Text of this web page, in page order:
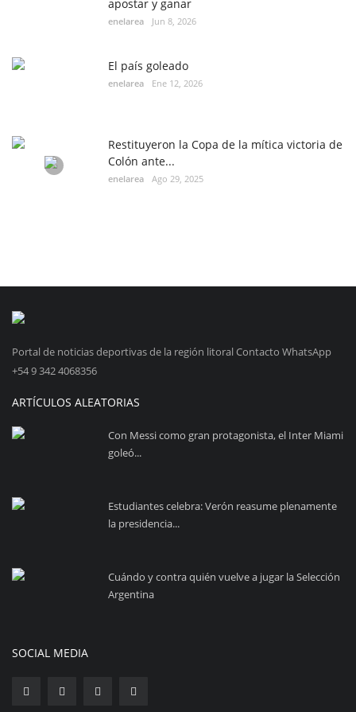
apostar y ganar
enelarea Jun 8, 2026
El país goleado
enelarea Ene 12, 2026
Restituyeron la Copa de la mítica victoria de
Colón ante...
enelarea Ago 29, 2025
Portal de noticias deportivas de la región litoral Contacto WhatsApp
+54 9 342 4068356
ARTÍCULOS ALEATORIAS
Con Messi como gran protagonista, el Inter Miami
goleó...
Estudiantes celebra: Verón reasume plenamente
la presidencia...
Cuándo y contra quién vuelve a jugar la Selección
Argentina
SOCIAL MEDIA